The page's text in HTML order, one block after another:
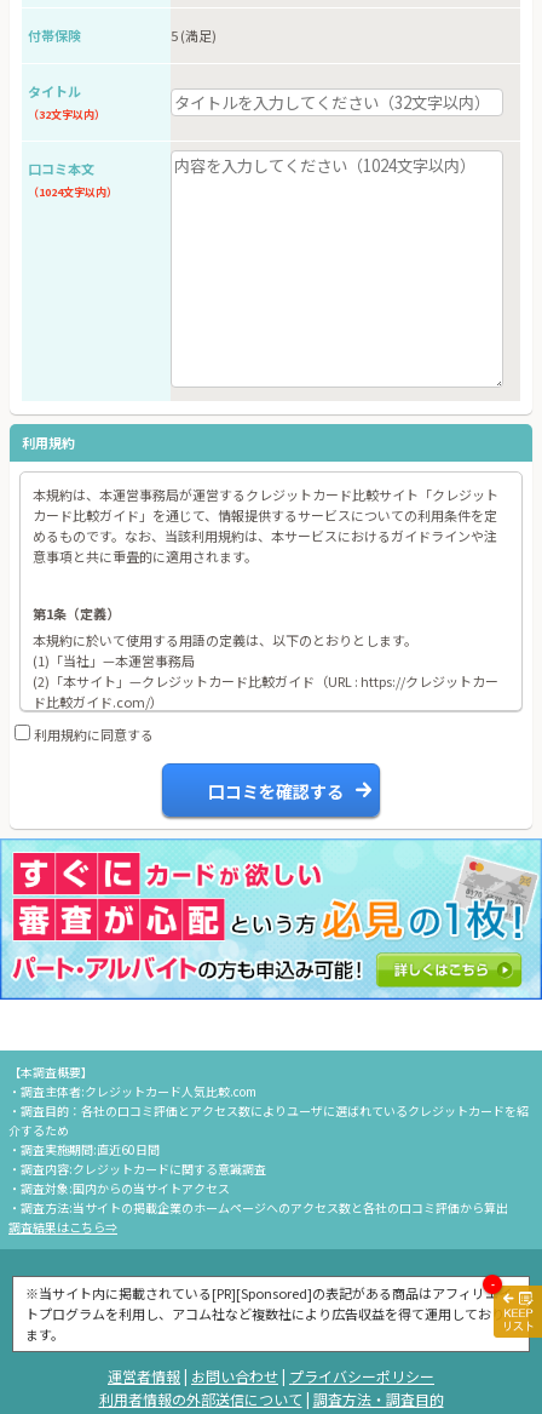
-
付帯保険
タイトル
（32文字以内）
口コミ本文
（1024文字以内）
利用規約
本規約は、本運営事務局が運営するクレジットカード比較サイト「クレジット
カード比較ガイド」を通じて、情報提供するサービスについての利用条件を定
めるものです。なお、当該利用規約は、本サービスにおけるガイドラインや注
意事項と共に重畳的に適用されます。
第1条（定義）
本規約に於いて使用する用語の定義は、以下のとおりとします。
(1)「当社」—本運営事務局
(2)「本サイト」—クレジットカード比較ガイド（URL : https://クレジットカー
ド比較ガイド.com/）
(4)「ユーザー」—本サイト上で口コミを投稿、閲覧し、本サービスを利用する
(5)「個人情報」—電子メールアドレス等、特定の個人を識別できる情報
(6)「認証情報」—当社がユーザーからの接続を認証するために必要な情報でID
やパスワードを含む情報
第2条（本サービス）
1.本サービスは、クレジットカードに関する情報やクレジットカードの年会費・
キャンペーンなどに関する情報を提供するサービスです。本サービスの閲覧・投
稿については、会員登録の必要はありません。
2.当社は提供するサービスの形態として、スマートフォンを含む情報通信機器等
を通じて閲覧可能なウェブサイト、その他の手段を通じて随時本サービスを提
供することができるものとします。
のとします。
4.当社は、理由の如何を問わず、ユーザーに事前の通知・催告をすることなく、
本サービスに関して、内容の一部又は全部の変更、提供頻度の変更、休止、廃
止をすることができるものとします。
5.当社は、ユーザー向けの全ての本サービスについて、運営上の必要な範囲内に
おいて閲覧することができるものとし、本利用規約及びガイドライン等に抵触
すると判断した場合には、ユーザーへの事前通知なく、当該内容を含む全部ま
たは一部を非公開もしくは削除・変更することができるものとします。
1.ユーザーは自己の責任と費用負担によって、認証情報の管理を行うものとし、
認証情報を第三者に利用させたり、貸与、譲渡、売買、質入、公開等をするこ
とはできません。
社プライバシーポリシーに基づいて管理致します。ユーザーはこれを承諾する
ものとします。
利用規約に同意する
口コミを確認する
【本調査概要】
・調査主体者:クレジットカード人気比較.com
・調査目的：各社の口コミ評価とアクセス数によりユーザに選ばれているクレジットカードを紹
介するため
・調査実施期間:直近60日間
・調査内容:クレジットカードに関する意識調査
・調査対象:国内からの当サイトアクセス
・調査方法:当サイトの掲載企業のホームページへのアクセス数と各社の口コミ評価から算出
調査結果はこちら⇒
※当サイト内に掲載されている[PR][Sponsored]の表記がある商品はアフィリエイ
トプログラムを利用し、アコム社など複数社により広告収益を得て運用しており
ます。
運営者情報| お問い合わせ| プライバシーポリシー
利用者情報の外部送信について | 調査方法・調査目的